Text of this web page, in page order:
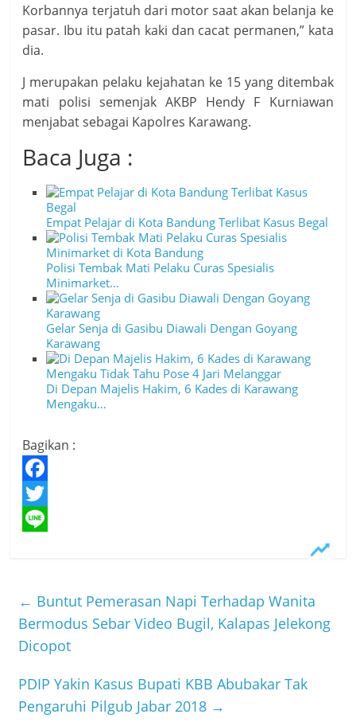
Korbannya terjatuh dari motor saat akan belanja ke
pasar. Ibu itu patah kaki dan cacat permanen,” kata
dia.
J merupakan pelaku kejahatan ke 15 yang ditembak
mati polisi semenjak AKBP Hendy F Kurniawan
menjabat sebagai Kapolres Karawang.
Baca Juga :
Empat Pelajar di Kota Bandung Terlibat Kasus Begal
Polisi Tembak Mati Pelaku Curas Spesialis
Minimarket…
Gelar Senja di Gasibu Diawali Dengan Goyang
Karawang
Di Depan Majelis Hakim, 6 Kades di Karawang
Mengaku…
Bagikan :
F
a
o
o
T
t
e
e
← Buntut Pemerasan Napi Terhadap Wanita
Bermodus Sebar Video Bugil, Kalapas Jelekong
Dicopot
PDIP Yakin Kasus Bupati KBB Abubakar Tak
Pengaruhi Pilgub Jabar 2018 →